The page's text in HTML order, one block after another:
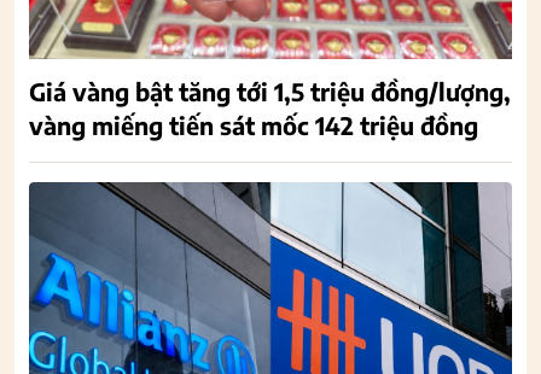
Giá vàng bật tăng tới 1,5 triệu đồng/lượng,
vàng miếng tiến sát mốc 142 triệu đồng